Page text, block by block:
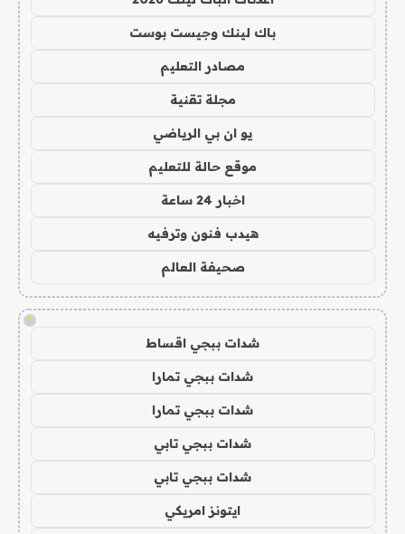
باك لينك وجيست بوست
مصادر التعليم
مجلة تقنية
يو ان بي الرياضي
موقع حالة للتعليم
اخبار 24 ساعة
هيدب فنون وترفيه
صحيفة العالم
!
شدات ببجي اقساط
شدات ببجي تمارا
شدات ببجي تمارا
شدات ببجي تابي
شدات ببجي تابي
ايتونز امريكي